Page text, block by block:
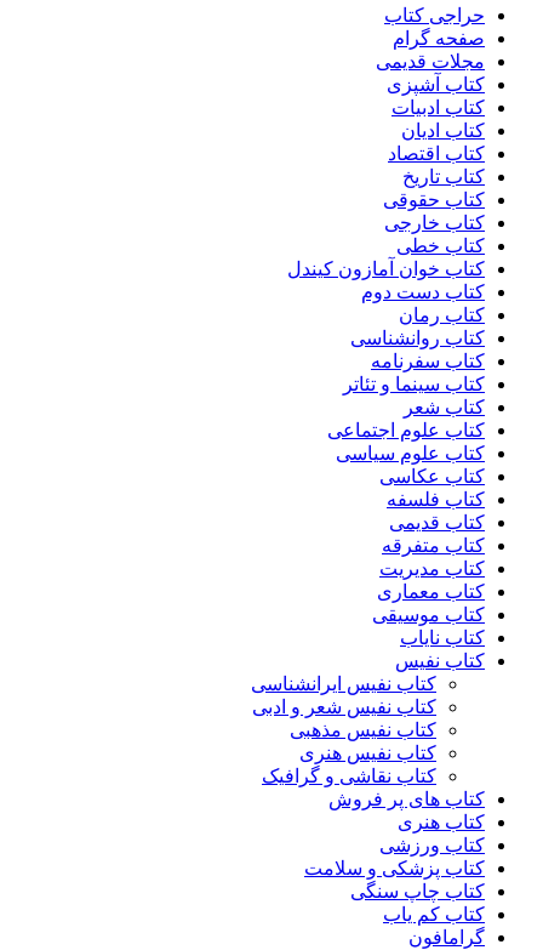
حراجی کتاب
صفحه گرام
مجلات قدیمی
کتاب آشپزی
کتاب ادبیات
کتاب ادیان
کتاب اقتصاد
کتاب تاریخ
کتاب حقوقی
کتاب خارجی
کتاب خطی
کتاب خوان آمازون کیندل
کتاب دست دوم
کتاب رمان
کتاب روانشناسی
کتاب سفرنامه
کتاب سینما و تئاتر
کتاب شعر
کتاب علوم اجتماعی
کتاب علوم سیاسی
کتاب عکاسی
کتاب فلسفه
کتاب قدیمی
کتاب متفرقه
کتاب مدیریت
کتاب معماری
کتاب موسیقی
کتاب نایاب
کتاب نفیس
کتاب نفیس ایرانشناسی
کتاب نفیس شعر و ادبی
کتاب نفیس مذهبی
کتاب نفیس هنری
کتاب نقاشی و گرافیک
کتاب های پر فروش
کتاب هنری
کتاب ورزشی
کتاب پزشکی و سلامت
کتاب چاپ سنگی
کتاب کم یاب
گرامافون